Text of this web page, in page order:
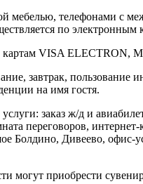
телефонами с
по электронным
картам VISA ELECTRON,
завтрак,
на имя гостя.
заказ ж/д и
переговоров,
Болдино, Дивеево,
могут приобрести